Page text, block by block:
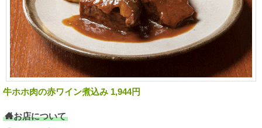
牛ホホ肉の赤ワイン煮込み 1,944円
お店について